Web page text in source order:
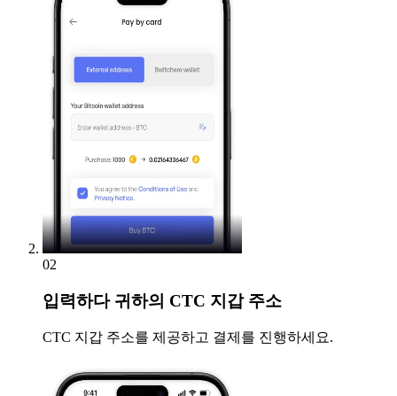
02
입력하다귀하의 CTC 지갑 주소
CTC 지갑 주소를 제공하고 결제를 진행하세요.